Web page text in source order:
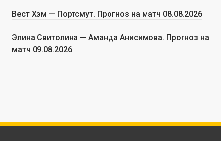
Вест Хэм — Портсмут. Прогноз на матч 08.08.2026
Элина Свитолина — Аманда Анисимова. Прогноз на
матч 09.08.2026